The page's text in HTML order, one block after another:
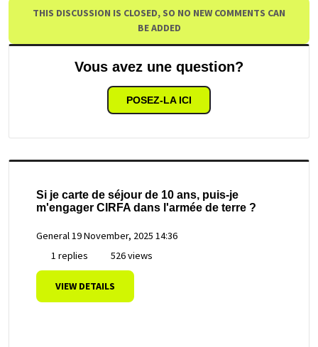
THIS DISCUSSION IS CLOSED, SO NO NEW COMMENTS CAN
BE ADDED
Vous avez une question?
POSEZ-LA ICI
Si je carte de séjour de 10 ans, puis-je
m'engager CIRFA dans l'armée de terre ?
General 19 November, 2025 14:36
1 replies
526 views
VIEW DETAILS